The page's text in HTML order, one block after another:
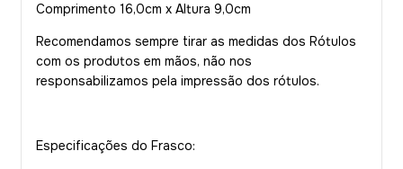
Comprimento 16,0cm x Altura 9,0cm
Recomendamos sempre tirar as medidas dos Rótulos
com os produtos em mãos, não nos
responsabilizamos pela impressão dos rótulos.
Especificações do Frasco: